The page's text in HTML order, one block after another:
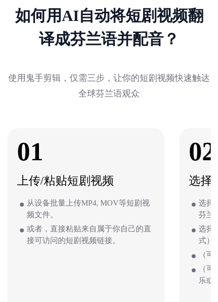
如何用AI自动将短剧视频翻
译成芬兰语并配音？
使用鬼手剪辑，仅需三步，让你的短剧视频快速触达
全球芬兰语观众
01
上传/粘贴短剧视频
从设备批量上传MP4, MOV等短剧视
频文件。
或者，直接粘贴来自属于你自己的直
接可访问的短剧视频链接。
02
选择
选择
芬兰
选择
式）
（
（
乐或